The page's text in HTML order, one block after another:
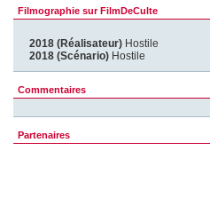
Filmographie sur FilmDeCulte
2018 (Réalisateur) Hostile
2018 (Scénario) Hostile
Commentaires
Partenaires